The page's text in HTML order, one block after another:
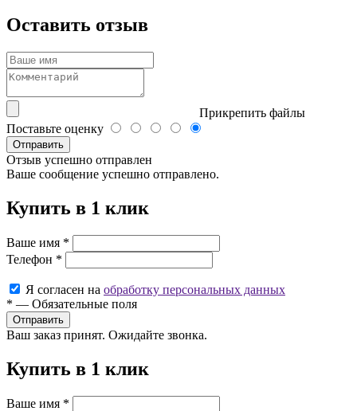
Оставить отзыв
Прикрепить файлы
Поставьте оценку
Отправить
Отзыв успешно отправлен
Ваше сообщение успешно отправлено.
Купить в 1 клик
Ваше имя *
Телефон *
Я согласен на обработку персональных данных
* — Обязательные поля
Ваш заказ принят. Ожидайте звонка.
Купить в 1 клик
Ваше имя *